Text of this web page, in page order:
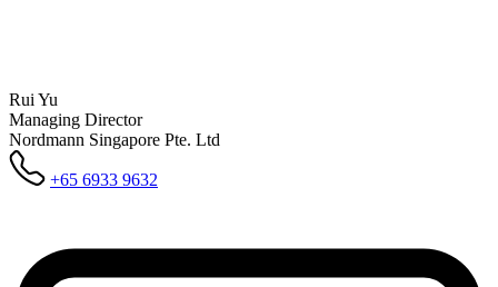
Rui Yu
Managing Director
Nordmann Singapore Pte. Ltd
+65 6933 9632